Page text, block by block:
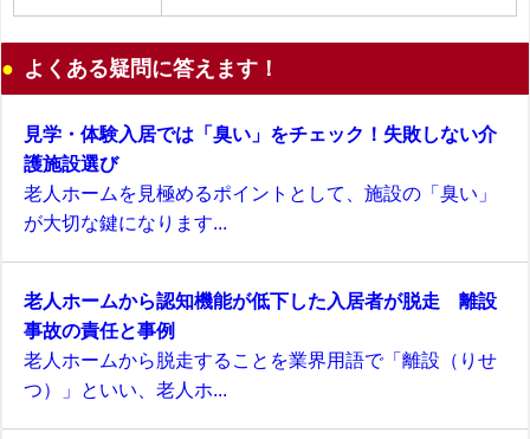
よくある疑問に答えます！
見学・体験入居では「臭い」をチェック！失敗しない介
護施設選び
老人ホームを見極めるポイントとして、施設の「臭い」
が大切な鍵になります...
老人ホームから認知機能が低下した入居者が脱走 離設
事故の責任と事例
老人ホームから脱走することを業界用語で「離設（りせ
つ）」といい、老人ホ...